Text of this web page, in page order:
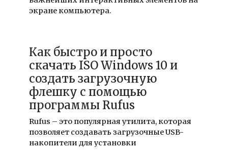
экране компьютера.
Как быстро и просто
скачать ISO Windows 10 и
создать загрузочную
флешку с помощью
программы Rufus
Rufus – это популярная утилита, которая
позволяет создавать загрузочные USB-
накопители для установки